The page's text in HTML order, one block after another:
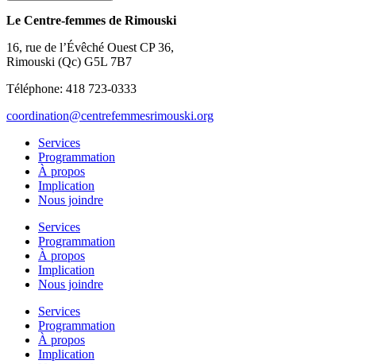
Le Centre-femmes de Rimouski
16, rue de l’Évêché Ouest CP 36,
Rimouski (Qc) G5L 7B7
Téléphone: 418 723-0333
coordination@centrefemmesrimouski.org
Services
Programmation
À propos
Implication
Nous joindre
Services
Programmation
À propos
Implication
Nous joindre
Services
Programmation
À propos
Implication